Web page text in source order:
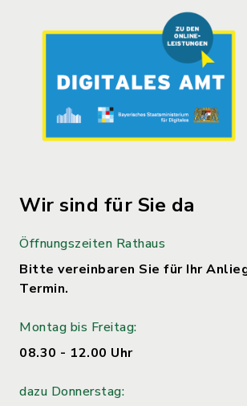
Wir sind für Sie da
Öffnungszeiten Rathaus
Bitte vereinbaren Sie für Ihr
Termin.
Montag bis Freitag:
08.30 - 12.00 Uhr
dazu Donnerstag: